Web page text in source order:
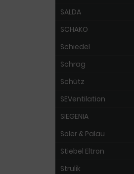
SALDA
SCHAKO
Schiedel
Schrag
Schütz
SEVentilation
SIEGENIA
Soler & Palau
Stiebel Eltron
Strulik